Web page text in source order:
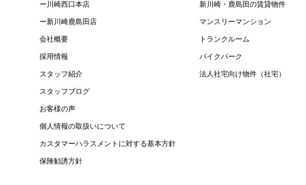
ー川崎西口本店
ー新川崎鹿島田店
会社概要
採用情報
スタッフ紹介
スタッフブログ
お客様の声
個人情報の取扱いについて
カスタマーハラスメントに対する基本方針
保険勧誘方針
新川崎・鹿島田の賃貸物件
マンスリーマンション
トランクルーム
バイクパーク
法人社宅向け物件（社宅）